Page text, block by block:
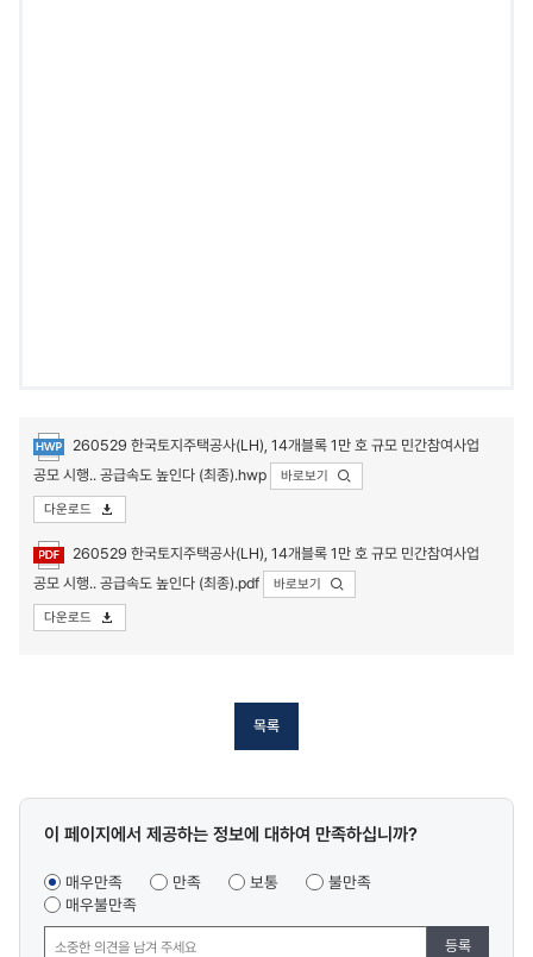
첨부파일
260529 한국토지주택공사(LH), 14개블록 1만 호 규모 민간참여사업
공모 시행.. 공급속도 높인다 (최종).hwp
바로보기
다운로드
260529 한국토지주택공사(LH), 14개블록 1만 호 규모 민간참여사업
공모 시행.. 공급속도 높인다 (최종).pdf
바로보기
다운로드
목록
콘텐츠
조사
이 페이지에서 제공하는 정보에 대하여 만족하십니까?
매우만족 만족 보통
불만족
매우불만족
등록